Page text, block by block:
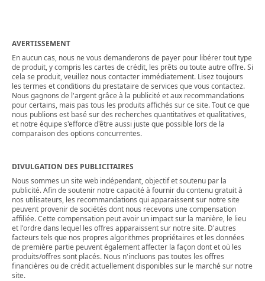
AVERTISSEMENT
En aucun cas, nous ne vous demanderons de payer pour libérer tout type
de produit, y compris les cartes de crédit, les prêts ou toute autre offre. Si
cela se produit, veuillez nous contacter immédiatement. Lisez toujours
les termes et conditions du prestataire de services que vous contactez.
Nous gagnons de l'argent grâce à la publicité et aux recommandations
pour certains, mais pas tous les produits affichés sur ce site. Tout ce que
nous publions est basé sur des recherches quantitatives et qualitatives,
et notre équipe s'efforce d'être aussi juste que possible lors de la
comparaison des options concurrentes.
DIVULGATION DES PUBLICITAIRES
Nous sommes un site web indépendant, objectif et soutenu par la
publicité. Afin de soutenir notre capacité à fournir du contenu gratuit à
nos utilisateurs, les recommandations qui apparaissent sur notre site
peuvent provenir de sociétés dont nous recevons une compensation
affiliée. Cette compensation peut avoir un impact sur la manière, le lieu
et l'ordre dans lequel les offres apparaissent sur notre site. D'autres
facteurs tels que nos propres algorithmes propriétaires et les données
de première partie peuvent également affecter la façon dont et où les
produits/offres sont placés. Nous n'incluons pas toutes les offres
financières ou de crédit actuellement disponibles sur le marché sur notre
site.